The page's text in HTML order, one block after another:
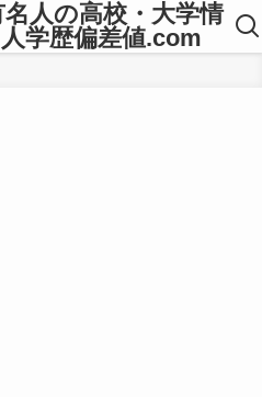
人の高校・大学情
学歴偏差値.com